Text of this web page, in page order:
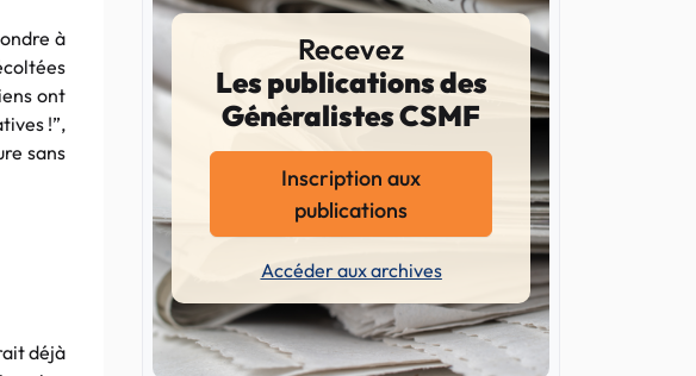
à
ont
!”,
sans
déjà
Recevez
Les publications des
Généralistes CSMF
Inscription aux
publications
Accéder aux archives